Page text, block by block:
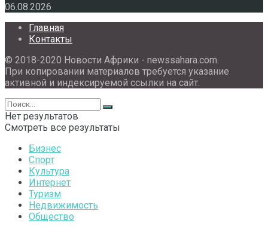
06.08.2026
Главная
Контакты
© 2018-2020 Новости Африки - newssahara.com.
При копировании материалов требуется указание
активной и индексируемой ссылки на сайт.
Нет результатов
Смотреть все результаты
Бизнес
Спорт
Культура
Интернет
Туризм
Недвижимость
Общество